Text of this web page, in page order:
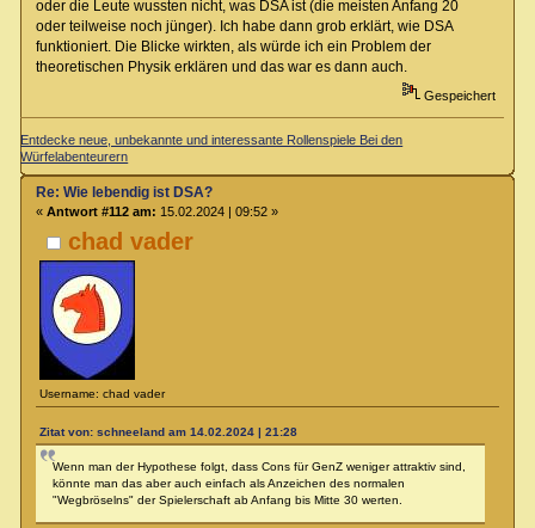
oder die Leute wussten nicht, was DSA ist (die meisten Anfang 20
oder teilweise noch jünger). Ich habe dann grob erklärt, wie DSA
funktioniert. Die Blicke wirkten, als würde ich ein Problem der
theoretischen Physik erklären und das war es dann auch.
Gespeichert
Entdecke neue, unbekannte und interessante Rollenspiele Bei den
Würfelabenteurern
chad vader
Username: chad vader
Re: Wie lebendig ist DSA?
« Antwort #112 am: 15.02.2024 | 09:52 »
Zitat von: schneeland am 14.02.2024 | 21:28
Wenn man der Hypothese folgt, dass Cons für GenZ weniger attraktiv sind,
könnte man das aber auch einfach als Anzeichen des normalen
"Wegbröselns" der Spielerschaft ab Anfang bis Mitte 30 werten.